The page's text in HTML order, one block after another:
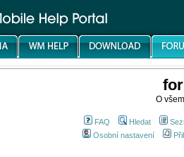
O
FAQ Hledat
Osobní nastavení